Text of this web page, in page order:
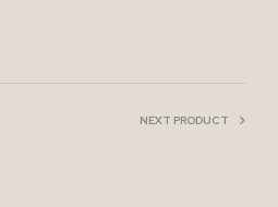
NEXT PRODUCT